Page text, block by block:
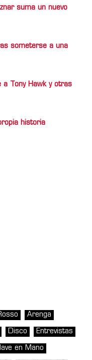
suma un nuevo
someterse a una
a Tony Hawk y otras
historia
Arenga
Disco Entrevistas
en Mano